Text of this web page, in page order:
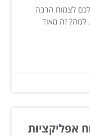
לצמוח הרבה
זה מאוד
אפליקציות